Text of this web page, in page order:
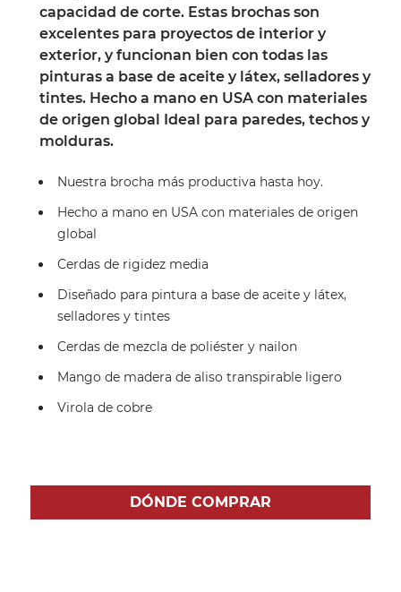
capacidad de corte. Estas brochas son
excelentes para proyectos de interior y
exterior, y funcionan bien con todas las
pinturas a base de aceite y látex, selladores y
tintes. Hecho a mano en USA con materiales
de origen global Ideal para paredes, techos y
molduras.
Nuestra brocha más productiva hasta hoy.
Hecho a mano en USA con materiales de origen
global
Cerdas de rigidez media
Diseñado para pintura a base de aceite y látex,
selladores y tintes
Cerdas de mezcla de poliéster y nailon
Mango de madera de aliso transpirable ligero
Virola de cobre
DÓNDE COMPRAR